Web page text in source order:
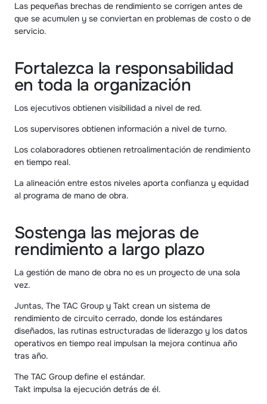
Las pequeñas brechas de rendimiento se corrigen antes de
que se acumulen y se conviertan en problemas de costo o de
servicio.
Fortalezca la responsabilidad
en toda la organización
Los ejecutivos obtienen visibilidad a nivel de red.
Los supervisores obtienen información a nivel de turno.
Los colaboradores obtienen retroalimentación de rendimiento
en tiempo real.
La alineación entre estos niveles aporta confianza y equidad
al programa de mano de obra.
Sostenga las mejoras de
rendimiento a largo plazo
La gestión de mano de obra no es un proyecto de una sola
vez.
Juntas, The TAC Group y Takt crean un sistema de
rendimiento de circuito cerrado, donde los estándares
diseñados, las rutinas estructuradas de liderazgo y los datos
operativos en tiempo real impulsan la mejora continua año
tras año.
The TAC Group define el estándar.
Takt impulsa la ejecución detrás de él.